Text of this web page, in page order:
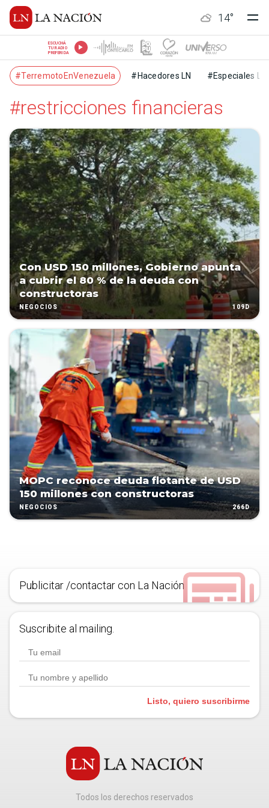
14°
ESCUCHÁ
TU RADIO
PREFERIDA
#TerremotoEnVenezuela #Hacedores LN #Especiales LN
#restricciones financieras
Con USD 150 millones, Gobierno apunta
a cubrir el 80 % de la deuda con
constructoras
NEGOCIOS 109D
MOPC reconoce deuda flotante de USD
150 millones con constructoras
NEGOCIOS 266D
Publicitar /contactar con La Nación
Suscribite al mailing.
Listo, quiero suscribirme
Todos los derechos reservados